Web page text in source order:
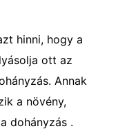
hinni, hogy a
ott az
Annak
a növény,
dohányzás .